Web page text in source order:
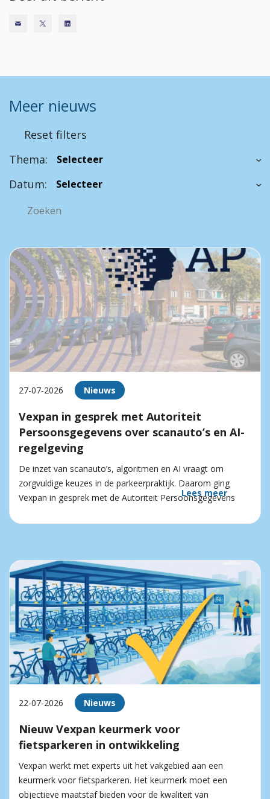
Meer nieuws
Reset filters
Thema:
Datum:
27-07-2026 Nieuws
Vexpan in gesprek met Autoriteit
Persoonsgegevens over scanauto’s en AI-
regelgeving
De inzet van scanauto’s, algoritmen en AI vraagt om
zorgvuldige keuzes in de parkeerpraktijk. Daarom ging
Vexpan in gesprek met de Autoriteit Persoonsgegevens
Lees meer
22-07-2026 Nieuws
Nieuw Vexpan keurmerk voor
fietsparkeren in ontwikkeling
Vexpan werkt met experts uit het vakgebied aan een
keurmerk voor fietsparkeren. Het keurmerk moet een
objectieve maatstaf bieden voor de kwaliteit van